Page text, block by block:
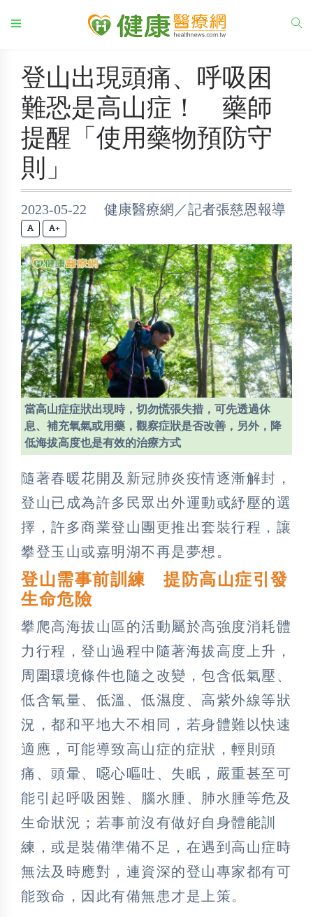
登山出現頭痛、呼吸困
難恐是高山症！ 藥師
提醒「使用藥物預防守
則」
2023-05-22 健康醫療網／記者張慈恩報導
+
當高山症症狀出現時，切勿慌張失措，可先透過休
息、補充氧氣或用藥，觀察症狀是否改善，另外，降
低海拔高度也是有效的治療方式
隨著春暖花開及新冠肺炎疫情逐漸解封，
登山已成為許多民眾出外運動或紓壓的選
擇，許多商業登山團更推出套裝行程，讓
攀登玉山或嘉明湖不再是夢想。
登山需事前訓練 提防高山症引發
生命危險
攀爬高海拔山區的活動屬於高強度消耗體
力行程，登山過程中隨著海拔高度上升，
周圍環境條件也隨之改變，包含低氣壓、
低含氧量、低溫、低濕度、高紫外線等狀
況，都和平地大不相同，若身體難以快速
適應，可能導致高山症的症狀，輕則頭
痛、頭暈、噁心嘔吐、失眠，嚴重甚至可
能引起呼吸困難、腦水腫、肺水腫等危及
生命狀況；若事前沒有做好自身體能訓
練，或是裝備準備不足，在遇到高山症時
無法及時應對，連資深的登山專家都有可
能致命，因此有備無患才是上策。